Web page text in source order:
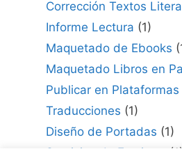
Corrección Textos
Informe Lectura (1)
Maquetado de Ebooks
Maquetado Libros en
Publicar en Plataformas
Traducciones (1)
Diseño de Portadas (1)
Servicios de Escritura
(1)